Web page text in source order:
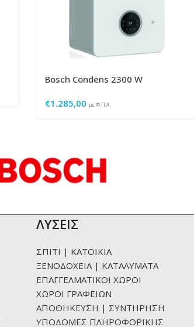
Bosch Condens 2300 W
€1.285,00 με Φ.Π.Α.
ΛΥΣΕΙΣ
ΣΠΙΤΙ | ΚΑΤΟΙΚΙΑ
ΞΕΝΟΔΟΧΕΙΑ | ΚΑΤΑΛΥΜΑΤΑ
ΕΠΑΓΓΕΛΜΑΤΙΚΟΙ ΧΩΡΟΙ
ΧΩΡΟΙ ΓΡΑΦΕΙΩΝ
ΑΠΟΘΗΚΕΥΣΗ | ΣΥΝΤΗΡΗΣΗ
ΥΠΟΔΟΜΕΣ ΠΛΗΡΟΦΟΡΙΚΗΣ